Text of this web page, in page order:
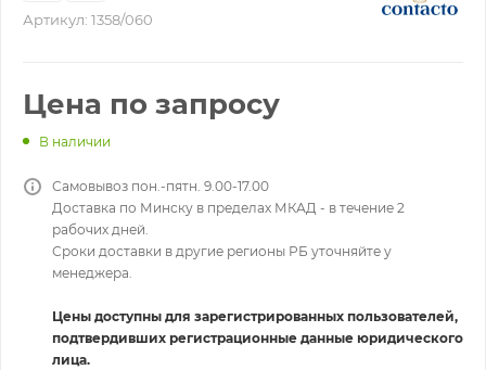
Артикул: 1358/060
Цена по запросу
В наличии
Самовывоз пон.-пятн. 9.00-17.00
Доставка по Минску в пределах МКАД - в течение 2
рабочих дней.
Сроки доставки в другие регионы РБ уточняйте у
менеджера.
Цены доступны для зарегистрированных пользователей,
подтвердивших регистрационные данные юридического
лица.